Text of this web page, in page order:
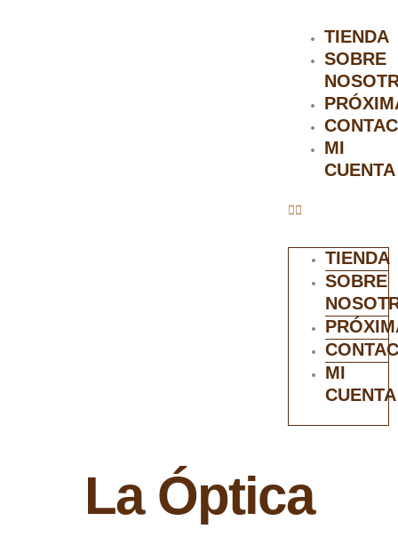
TIENDA
SOBRE
MI
CUENTA
TIENDA
SOBRE
MI
CUENTA
La Óptica